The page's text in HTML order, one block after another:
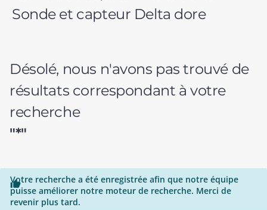
Sonde et capteur Delta dore
Désolé, nous n'avons pas trouvé de
résultats correspondant à votre
recherche
"*"

Votre recherche a été enregistrée afin que notre équipe
puisse améliorer notre moteur de recherche. Merci de
revenir plus tard.